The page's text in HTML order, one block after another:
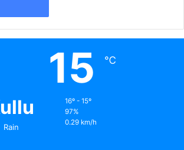
Rain
15 ℃
16º - 15º
97%
0.29 km/h